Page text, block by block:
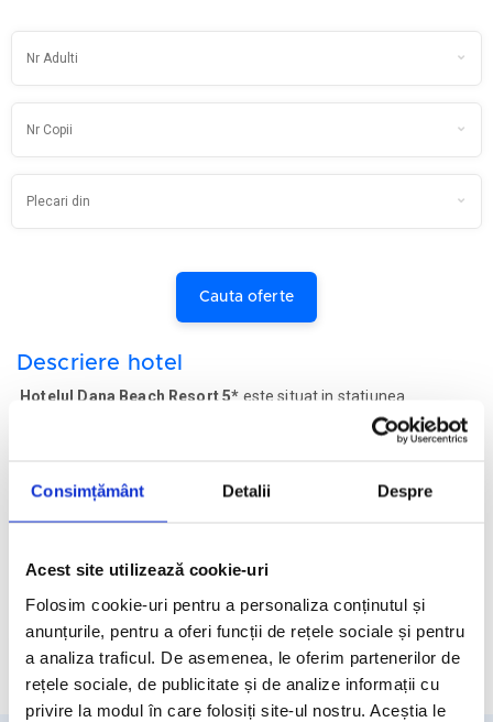
Consimțământ Detalii Despre
Acest site utilizează cookie-uri
Folosim cookie-uri pentru a personaliza conținutul și
anunțurile, pentru a oferi funcții de rețele sociale și pentru
a analiza traficul. De asemenea, le oferim partenerilor de
rețele sociale, de publicitate și de analize informații cu
privire la modul în care folosiți site-ul nostru. Aceștia le
Cauta oferte
Descriere hotel
Hotelul Dana Beach Resort 5* este situat in statiunea
Hurghada, la 15 minute de mers cu masina de Aeroportul
Facilitati hotel
Cere oferta personalizata